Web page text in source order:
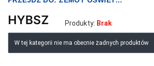
HYBSZ Produkty: Brak
Lista produktów
W tej kategorii nie ma obecnie żadnych produktów